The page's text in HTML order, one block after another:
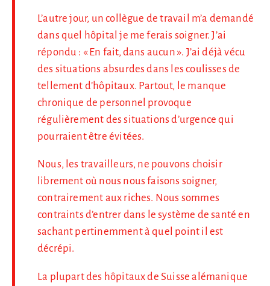
L’autre jour, un collègue de travail m’a demandé
dans quel hôpital je me ferais soigner. J’ai
répondu : « En fait, dans aucun ». J’ai déjà vécu
des situations absurdes dans les coulisses de
tellement d’hôpitaux. Partout, le manque
chronique de personnel provoque
régulièrement des situations d’urgence qui
pourraient être évitées.
Nous, les travailleurs, ne pouvons choisir
librement où nous nous faisons soigner,
contrairement aux riches. Nous sommes
contraints d’entrer dans le système de santé en
sachant pertinemment à quel point il est
décrépi.
La plupart des hôpitaux de Suisse alémanique